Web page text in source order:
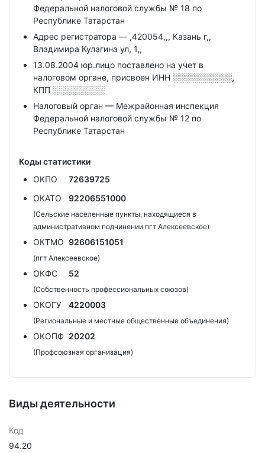
Федеральной налоговой службы № 18 по
Республике Татарстан
Адрес регистратора — ,420054,,, Казань г,,
Владимира Кулагина ул, 1,,
13.08.2004 юр.лицо поставлено на учет в
налоговом органе, присвоен ИНН ░░░░░░░░░░,
КПП ░░░░░░░░░
Налоговый орган — Межрайонная инспекция
Федеральной налоговой службы № 12 по
Республике Татарстан
Коды статистики
ОКПО
72639725
ОКАТО
92206551000
(Сельские населенные пункты, находящиеся в
административном подчинении пгт Алексеевское)
ОКТМО 92606151051
(пгт Алексеевское)
ОКФС 52
(Собственность профессиональных союзов)
ОКОГУ 4220003
(Региональные и местные общественные объединения)
ОКОПФ 20202
(Профсоюзная организация)
Виды деятельности
Код
94.20